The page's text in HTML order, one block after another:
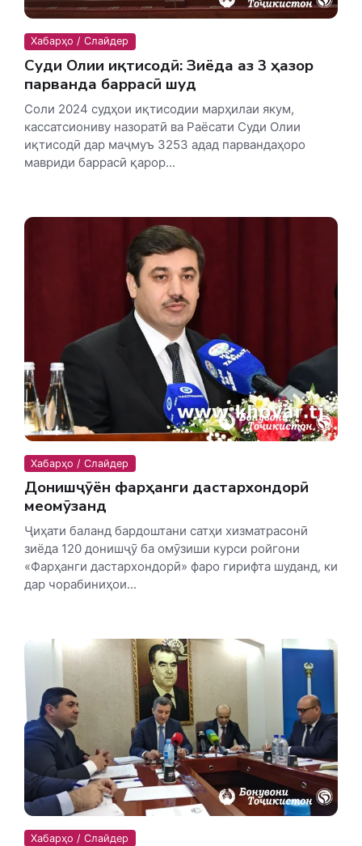
Хабарҳо / Слайдер
Суди Олии иқтисодӣ: Зиёда аз 3 ҳазор
парванда баррасӣ шуд
Соли 2024 судҳои иқтисодии марҳилаи якум,
кассатсиониву назоратӣ ва Раёсати Суди Олии
иқтисодӣ дар маҷмуъ 3253 адад парвандаҳоро
мавриди баррасӣ қарор...
Хабарҳо / Слайдер
Донишҷӯён фарҳанги дастархондорӣ
меомӯзанд
Ҷиҳати баланд бардоштани сатҳи хизматрасонӣ
зиёда 120 донишҷӯ ба омӯзиши курси ройгони
«Фарҳанги дастархондорӣ» фаро гирифта шуданд, ки
дар чорабиниҳои...
Хабарҳо / Слайдер